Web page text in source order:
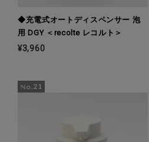
◆充電式オートディスペンサー 泡
用 DGY ＜recolte レコルト＞
¥3,960